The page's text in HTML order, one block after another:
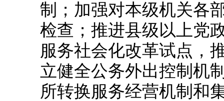
制；加强对本级机关各
检查；推进县级以上党
服务社会化改革试点，
立健全公务外出控制机
所转换服务经营机制和